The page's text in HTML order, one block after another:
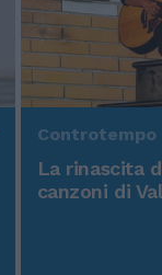
Controtempo
La rinascita
canzoni di